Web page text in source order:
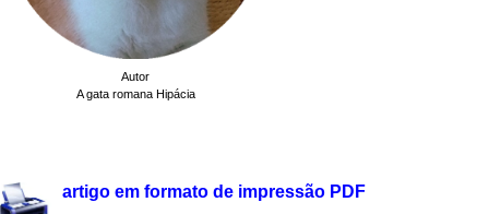
Autor
A gata romana Hipácia
artigo em formato de impressão PDF